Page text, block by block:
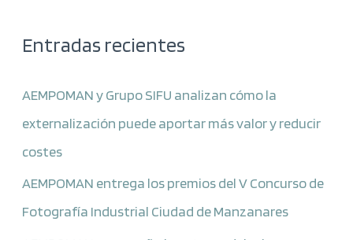
Entradas recientes
AEMPOMAN y Grupo SIFU analizan cómo la
externalización puede aportar más valor y reducir
costes
AEMPOMAN entrega los premios del V Concurso de
Fotografía Industrial Ciudad de Manzanares